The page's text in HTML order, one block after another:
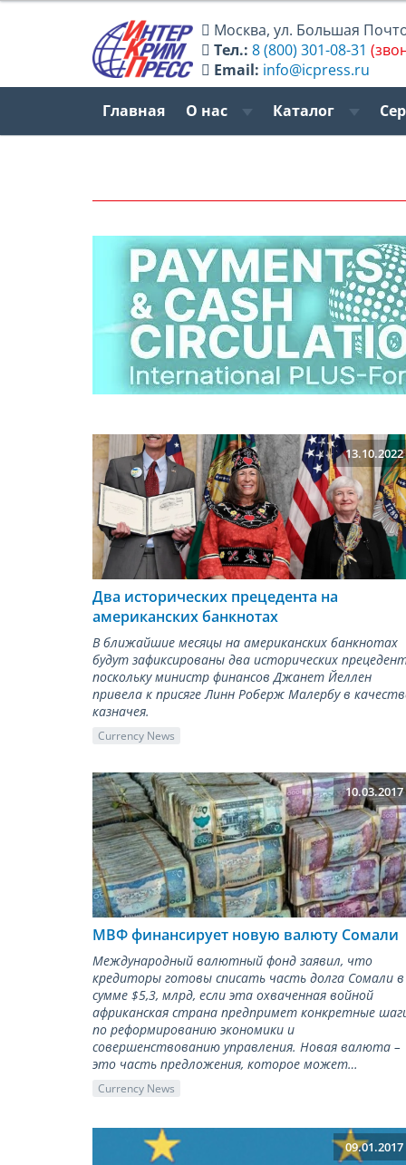
Москва,ул. Большая
Тел.: 8 (800) 301-08-31
Email: info@icpress.ru
Главная О нас Каталог
13.10.2022
Два исторических прецедента на
американских банкнотах
В ближайшие месяцы на американских банкнотах
будут зафиксированы два исторических
поскольку министр финансов Джанет Йеллен
привела к присяге Линн Роберж Малербу в
казначея.
Currency News
10.03.2017
МВФ финансирует новую валюту Сомали
Международный валютный фонд заявил, что
кредиторы готовы списать часть долга Сомали в
сумме $5,3, млрд, если эта охваченная войной
африканская страна предпримет конкретные
по реформированию экономики и
совершенствованию управления. Новая валюта –
это часть предложения, которое может…
Currency News
09.01.2017